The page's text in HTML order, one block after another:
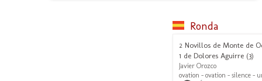
Ronda
2 Novillos de Monte de
1 de Dolores Aguirre (3)
Javier Orozco
ovation - ovation - silence -